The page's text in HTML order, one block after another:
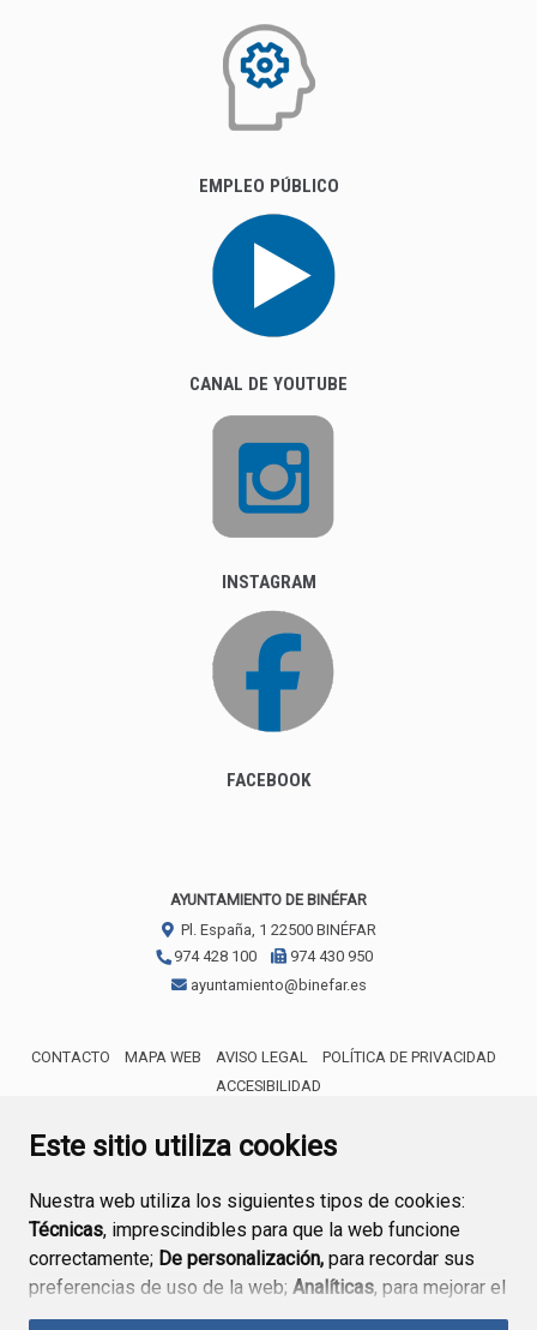
Este sitio utiliza cookies
Nuestra web utiliza los siguientes tipos de cookies:
Técnicas, imprescindibles para que la web funcione
correctamente; De personalización, para recordar sus
preferencias de uso de la web; Analíticas, para mejorar el
funcionamiento de la web y sus servicios.
EMPLEO PÚBLICO
CANAL DE YOUTUBE
INSTAGRAM
FACEBOOK
AYUNTAMIENTO DE BINÉFAR
Pl. España, 1 22500 BINÉFAR
974 428 100
974 430 950
ayuntamiento@binefar.es
CONTACTO MAPA WEB AVISO LEGAL
POLÍTICA DE PRIVACIDAD
ACCESIBILIDAD